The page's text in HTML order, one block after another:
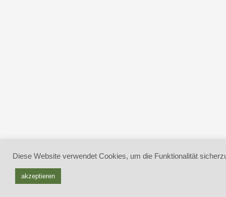
Diese Website verwendet Cookies, um die Funktionalität
akzeptieren